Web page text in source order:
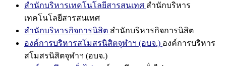
สำนักบริหารเทคโนโลยีสารสนเทศ สำนักบริหาร
เทคโนโลยีสารสนเทศ
สำนักบริหารกิจการนิสิต สำนักบริหารกิจการนิสิต
องค์การบริหารสโมสรนิสิตจุฬาฯ (อบจ.) องค์การบริหาร
สโมสรนิสิตจุฬาฯ (อบจ.)